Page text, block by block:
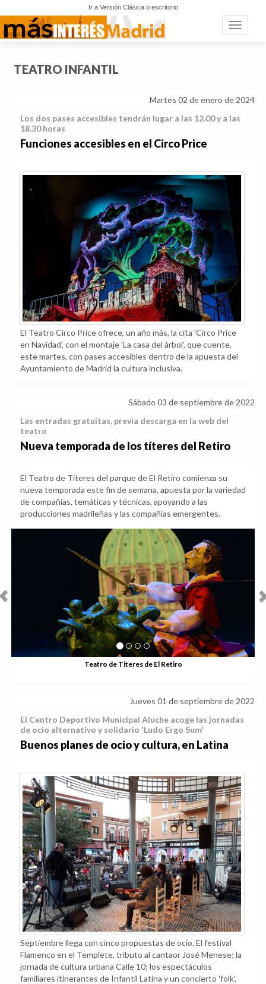
Ir a Versión Clásica o escritorio
Toggle
TEATRO INFANTIL
Martes 02 de enero de 2024
Los dos pases accesibles tendrán lugar a las 12.00 y a las
18.30 horas
Funciones accesibles en el Circo Price
El Teatro Circo Price ofrece, un año más, la cita 'Circo Price
en Navidad', con el montaje 'La casa del árbol', que cuente,
este martes, con pases accesibles dentro de la apuesta del
Ayuntamiento de Madrid la cultura inclusiva.
Sábado 03 de septiembre de 2022
Las entradas gratuitas, previa descarga en la web del
teatro
Nueva temporada de los títeres del Retiro
El Teatro de Títeres del parque de El Retiro comienza su
nueva temporada este fin de semana, apuesta por la variedad
de compañías, temáticas y técnicas, apoyando a las
producciones madrileñas y las compañías emergentes.
Teatro de Titeres de El Retiro
Jueves 01 de septiembre de 2022
El Centro Deportivo Municipal Aluche acoge las jornadas
de ocio alternativo y solidario 'Ludo Ergo Sum'
Buenos planes de ocio y cultura, en Latina
Septiembre llega con cinco propuestas de ocio. El festival
Flamenco en el Templete, tributo al cantaor José Menese; la
jornada de cultura urbana Calle 10; los espectáculos
familiares itinerantes de Infantil Latina y un concierto 'folk',